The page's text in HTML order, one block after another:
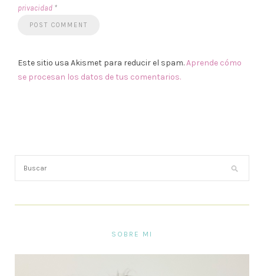
privacidad *
Este sitio usa Akismet para reducir el spam.Aprende cómo
se procesan los datos de tus comentarios.
SOBRE MI